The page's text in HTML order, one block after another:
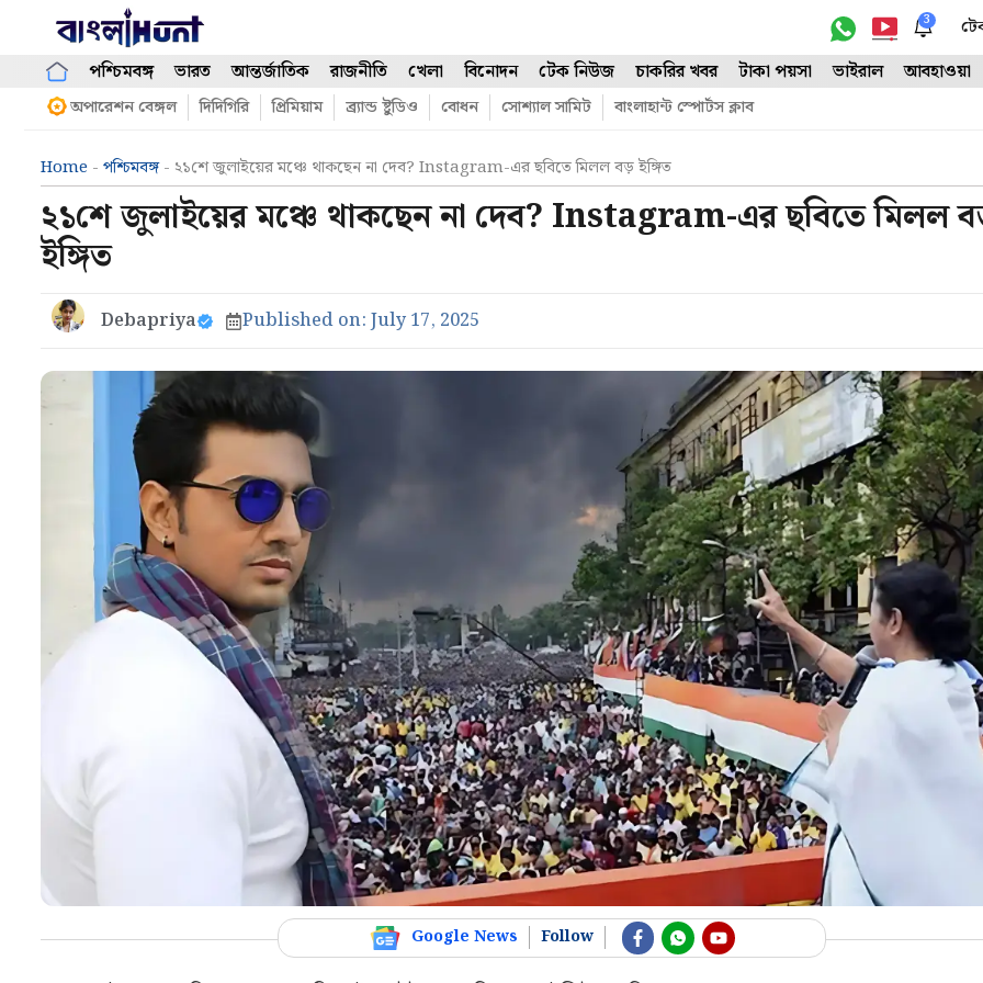
content
3
পশ্চিমবঙ্গ ভারত আন্তর্জাতিক রাজনীতি খেলা বিনোদন টেক নিউজ চাকরির খবর টাকা পয়সা ভাইরাল আবহাওয়া
অপারেশন বেঙ্গল দিদিগিরি প্রিমিয়াম ব্র্যান্ড ষ্টুডিও বোধন সোশ্যাল সামিট বাংলাহান্ট স্পোর্টস ক্লাব
Home - পশ্চিমবঙ্গ- ২১শে জুলাইয়ের মঞ্চে থাকছেন না দেব? Instagram-এর ছবিতে মিলল বড় ইঙ্গিত
২১শে জুলাইয়ের মঞ্চে থাকছেন না দেব? Instagram-এর ছবিতে মিলল
ইঙ্গিত
Debapriya Published on: July 17, 2025
Google News Follow